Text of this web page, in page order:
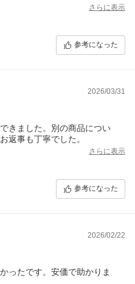
さらに表示
参考になった
2026/03/31
きました。別の商品につい
返事も丁寧でした。
さらに表示
参考になった
2026/02/22
ったです。安価で助かりま